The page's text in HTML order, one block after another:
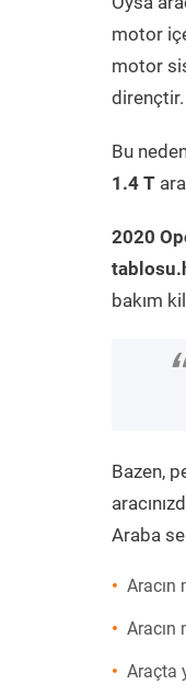
motor
motor
dirençtir.
Bu
1.4 T
2020
bakım
“
Bazen,
Araba
Aracın
Aracın
Araçta